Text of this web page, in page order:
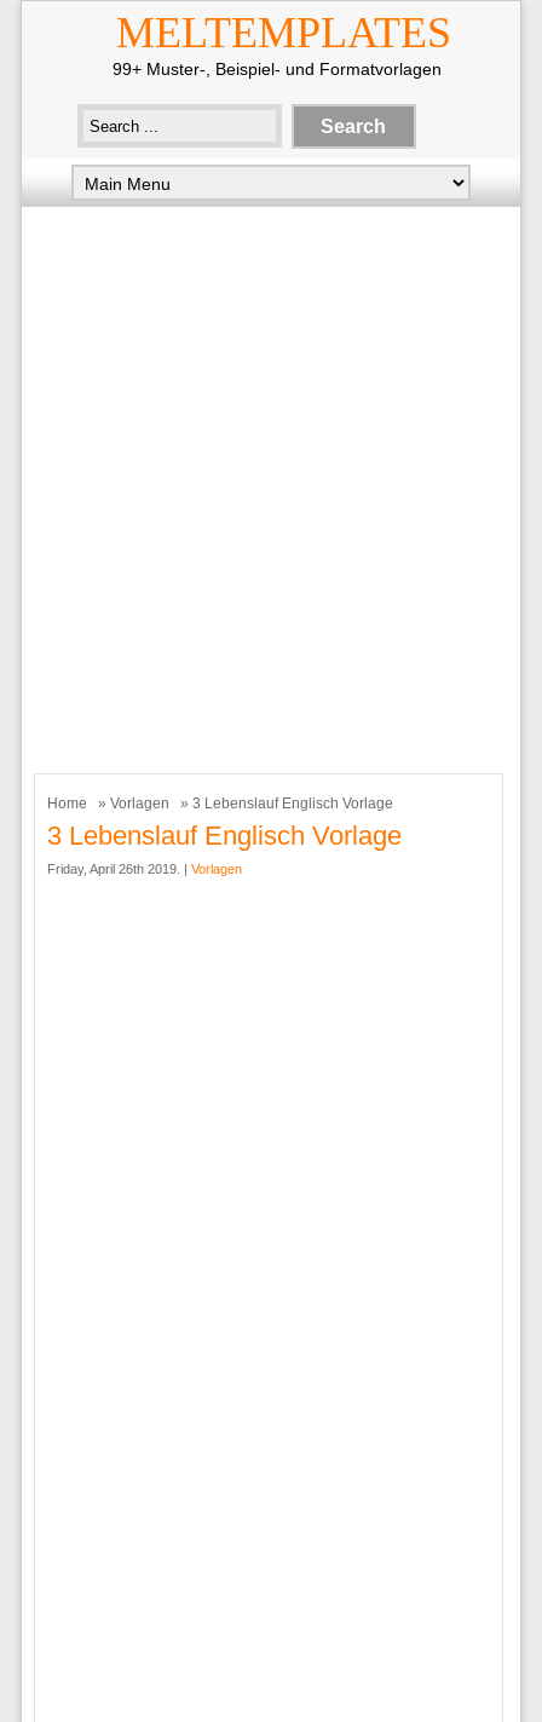
MELTEMPLATES
99+ Muster-, Beispiel- und Formatvorlagen
Home » Vorlagen » 3 Lebenslauf Englisch Vorlage
3 Lebenslauf Englisch Vorlage
Friday, April 26th 2019. | Vorlagen